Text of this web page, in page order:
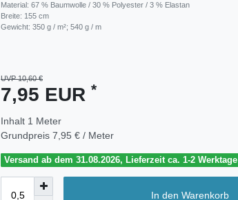
Material: 67 % Baumwolle / 30 % Polyester / 3 % Elastan
Breite: 155 cm
Gewicht: 350 g / m²; 540 g / m
UVP 10,60 €
7,95 EUR *
Inhalt 1 Meter
Grundpreis 7,95 € / Meter
Versand ab dem 31.08.2026, Lieferzeit ca. 1-2 Werktage
In den Warenkorb